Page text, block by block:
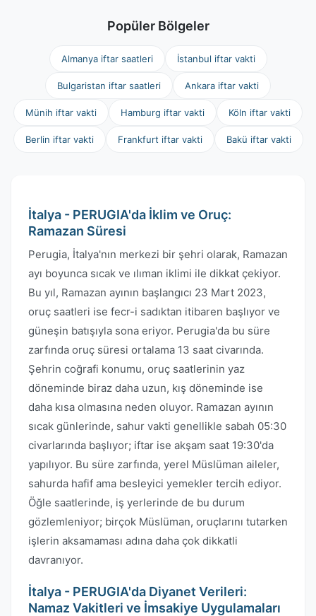
Popüler Bölgeler
Almanya iftar saatleri İstanbul iftar vakti
Bulgaristan iftar saatleri Ankara iftar vakti
Münih iftar vakti Hamburg iftar vakti Köln iftar vakti
Berlin iftar vakti Frankfurt iftar vakti Bakü iftar vakti
İtalya - PERUGIA'da İklim ve Oruç:
Ramazan Süresi
Perugia, İtalya'nın merkezi bir şehri olarak, Ramazan
ayı boyunca sıcak ve ılıman iklimi ile dikkat çekiyor.
Bu yıl, Ramazan ayının başlangıcı 23 Mart 2023,
oruç saatleri ise fecr-i sadıktan itibaren başlıyor ve
güneşin batışıyla sona eriyor. Perugia'da bu süre
zarfında oruç süresi ortalama 13 saat civarında.
Şehrin coğrafi konumu, oruç saatlerinin yaz
döneminde biraz daha uzun, kış döneminde ise
daha kısa olmasına neden oluyor. Ramazan ayının
sıcak günlerinde, sahur vakti genellikle sabah 05:30
civarlarında başlıyor; iftar ise akşam saat 19:30'da
yapılıyor. Bu süre zarfında, yerel Müslüman aileler,
sahurda hafif ama besleyici yemekler tercih ediyor.
Öğle saatlerinde, iş yerlerinde de bu durum
gözlemleniyor; birçok Müslüman, oruçlarını tutarken
işlerin aksamaması adına daha çok dikkatli
davranıyor.
İtalya - PERUGIA'da Diyanet Verileri:
Namaz Vakitleri ve İmsakiye Uygulamaları